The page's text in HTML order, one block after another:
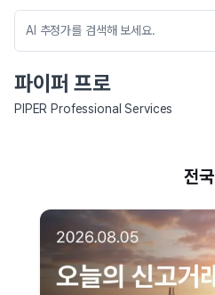
파이퍼 프로
PIPER Professional Services